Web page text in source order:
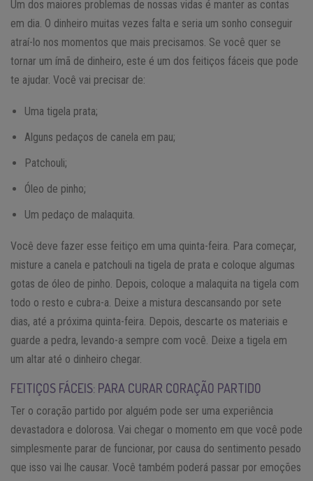
Um dos maiores problemas de nossas vidas é manter as contas
em dia. O dinheiro muitas vezes falta e seria um sonho conseguir
atraí-lo nos momentos que mais precisamos. Se você quer se
tornar um ímã de dinheiro, este é um dos feitiços fáceis que pode
te ajudar. Você vai precisar de:
Uma tigela prata;
Alguns pedaços de canela em pau;
Patchouli;
Óleo de pinho;
Um pedaço de malaquita.
Você deve fazer esse feitiço em uma quinta-feira. Para começar,
misture a canela e patchouli na tigela de prata e coloque algumas
gotas de óleo de pinho. Depois, coloque a malaquita na tigela com
todo o resto e cubra-a. Deixe a mistura descansando por sete
dias, até a próxima quinta-feira. Depois, descarte os materiais e
guarde a pedra, levando-a sempre com você. Deixe a tigela em
um altar até o dinheiro chegar.
FEITIÇOS FÁCEIS: PARA CURAR CORAÇÃO PARTIDO
Ter o coração partido por alguém pode ser uma experiência
devastadora e dolorosa. Vai chegar o momento em que você pode
simplesmente parar de funcionar, por causa do sentimento pesado
que isso vai lhe causar. Você também poderá passar por emoções